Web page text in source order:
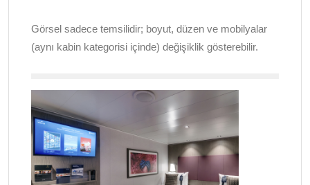
Görsel sadece temsilidir; boyut, düzen ve mobilyalar
(aynı kabin kategorisi içinde) değişiklik gösterebilir.